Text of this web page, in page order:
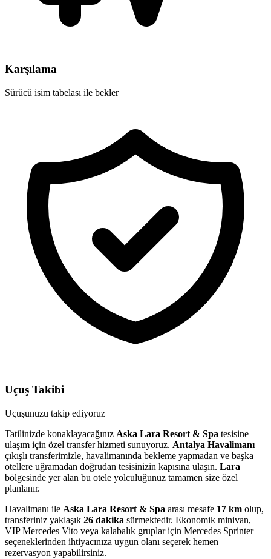
Karşılama
Sürücü isim tabelası ile bekler
Uçuş Takibi
Uçuşunuzu takip ediyoruz
Tatilinizde konaklayacağınız Aska Lara Resort & Spa tesisine
ulaşım için özel transfer hizmeti sunuyoruz. Antalya Havalimanı
çıkışlı transferimizle, havalimanında bekleme yapmadan ve başka
otellere uğramadan doğrudan tesisinizin kapısına ulaşın. Lara
bölgesinde yer alan bu otele yolculuğunuz tamamen size özel
planlanır.
Havalimanı ile Aska Lara Resort & Spa arası mesafe 17 km olup,
transferiniz yaklaşık 26 dakika sürmektedir. Ekonomik minivan,
VIP Mercedes Vito veya kalabalık gruplar için Mercedes Sprinter
seçeneklerinden ihtiyacınıza uygun olanı seçerek hemen
rezervasyon yapabilirsiniz.